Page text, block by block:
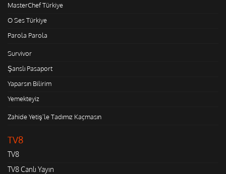
MasterChef Türkiye
O Ses Türkiye
Parola Parola
Survivor
Şanslı Pasaport
Yaparsın Bilirim
Yemekteyiz
Zahide Yetiş'le Tadımız Kaçmasın
TV8
TV8
TV8 Canlı Yayın